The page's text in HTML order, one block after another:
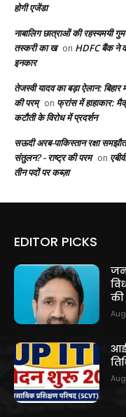
होगी एजेंडा
नाबालिग छात्राओं की रहस्यमयी
तस्करी का ख on HDFC बैंक ने
इनकार
तेजस्वी यादव का बड़ा ऐलान: बिहार
की परम् on फ्रांस में हाहाकार:
कटौती के विरोध में प्रदर्शन
सऊदी अरब-पाकिस्तान रक्षा
संतुलन? - राष्ट्र की परम on
तीन पदों पर कब्ज़ा
EDITOR PICKS